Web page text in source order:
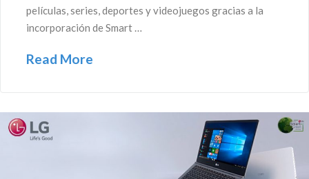
películas, series, deportes y videojuegos gracias a la
incorporación de Smart …
Read More